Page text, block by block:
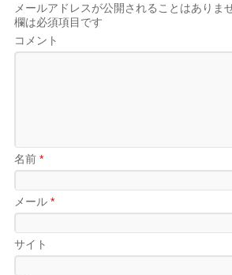
メールアドレスが公開されることはありま
欄は必須項目です
コメント
名前*
メール*
サイト